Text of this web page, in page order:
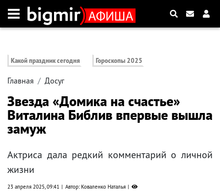
Какой праздник сегодня Гороскопы 2025
Главная Досуг
Звезда «Домика на счастье»
Виталина Библив впервые вышла
замуж
Актриса дала редкий комментарий о личной
жизни
23 апреля 2025, 09:41 Автор: Коваленко Наталья